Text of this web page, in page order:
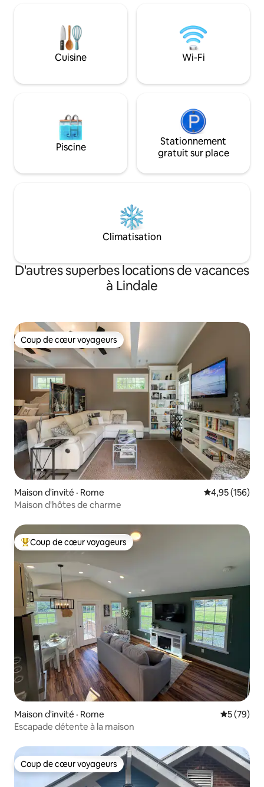
foyer, télévision intelligente Roku, Wi-Fi.
Grande buanderie. Retraite! Près des
collèges Berry et Shorter, à quelques
minutes du centre-ville, de Rome
magnifique Rome Ga! Tout le confort
rénovée. Profitez
et de la vue des
pâturage de la cour
Rose House Bnb
avons un espace
Cuisine Wi-Fi
Piscine
Stationnement
gratuit sur place
Climatisation
D'autres superbes locations de vacances
à Lindale
Coup de cœur voyageurs
Coup de cœur voyageurs
Maison d'invité · Rome Note
4,95 (156)
Maison d'hôtes de charme
Coup de cœur voyageurs parmi les plus aimés
Coup de cœur voyageurs
Maison d'invité · Rome Note
5 (79)
Escapade détente à la maison
Coup de cœur voyageurs
Coup de cœur voyageurs